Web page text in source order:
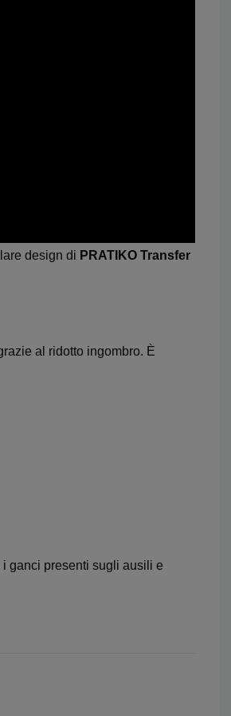
design di PRATIKO Transfer
al ridotto ingombro. È
ganci presenti sugli ausili e